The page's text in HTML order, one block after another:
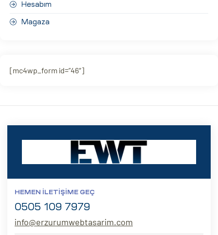
Hesabım
Magaza
[mc4wp_form id=”46″]
HEMEN İLETIŞIME GEÇ
0505 109 7979
info@erzurumwebtasarim.com